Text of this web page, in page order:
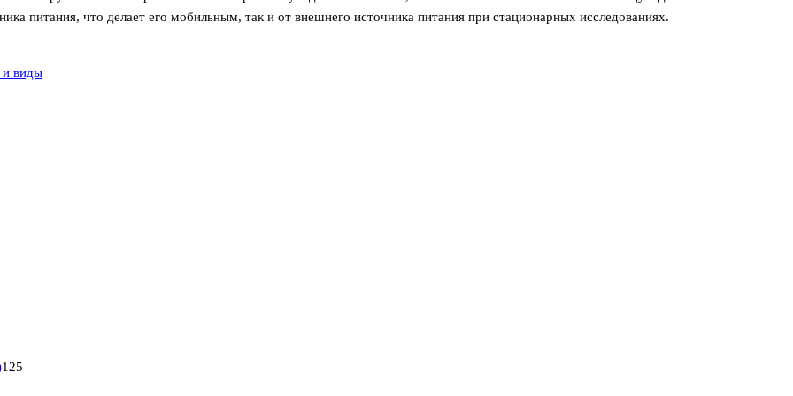
питания, что делает его мобильным, так и от внешнего источника питания при стационарных исследованиях.
и виды
125